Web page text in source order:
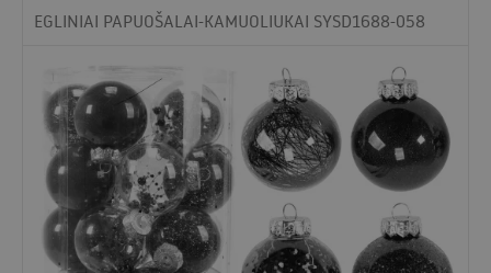
EGLINIAI PAPUOŠALAI-KAMUOLIUKAI SYSD1688-058